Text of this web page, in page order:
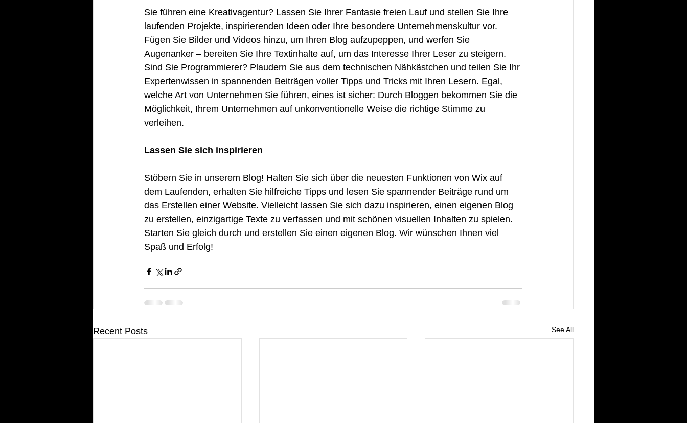
Sie führen eine Kreativagentur? Lassen Sie Ihrer Fantasie freien Lauf und stellen Sie Ihre
laufenden Projekte, inspirierenden Ideen oder Ihre besondere Unternehmenskultur vor.
Fügen Sie Bilder und Videos hinzu, um Ihren Blog aufzupeppen, und werfen Sie
Augenanker – bereiten Sie Ihre Textinhalte auf, um das Interesse Ihrer Leser zu steigern.
Sind Sie Programmierer? Plaudern Sie aus dem technischen Nähkästchen und teilen Sie Ihr
Expertenwissen in spannenden Beiträgen voller Tipps und Tricks mit Ihren Lesern. Egal,
welche Art von Unternehmen Sie führen, eines ist sicher: Durch Bloggen bekommen Sie die
Möglichkeit, Ihrem Unternehmen auf unkonventionelle Weise die richtige Stimme zu
verleihen.
Lassen Sie sich inspirieren
Stöbern Sie in unserem Blog! Halten Sie sich über die neuesten Funktionen von Wix auf
dem Laufenden, erhalten Sie hilfreiche Tipps und lesen Sie spannender Beiträge rund um
das Erstellen einer Website. Vielleicht lassen Sie sich dazu inspirieren, einen eigenen Blog
zu erstellen, einzigartige Texte zu verfassen und mit schönen visuellen Inhalten zu spielen.
Starten Sie gleich durch und erstellen Sie einen eigenen Blog. Wir wünschen Ihnen viel
Spaß und Erfolg!
Recent Posts See All